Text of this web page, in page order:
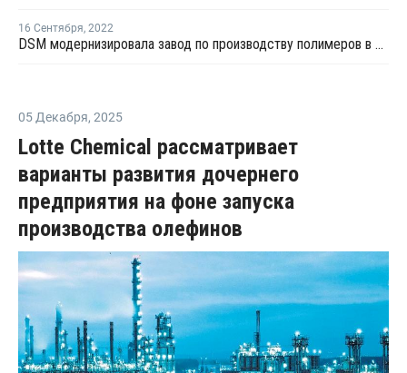
16 Сентября, 2022
DSM модернизировала завод по производству полимеров в Индиане
05 Декабря, 2025
Lotte Chemical рассматривает
варианты развития дочернего
предприятия на фоне запуска
производства олефинов